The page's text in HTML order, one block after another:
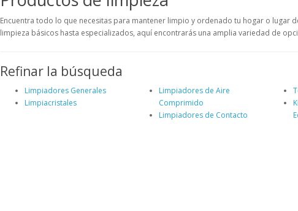
Encuentra todo lo que necesitas para mantener limpio y ordenado tu hogar o lugar
limpieza básicos hasta especializados, aquí encontrarás una amplia variedad de
Refinar la búsqueda
Limpiadores Generales
Limpiacristales
Limpiadores de Aire
Comprimido
Limpiadores de Contacto